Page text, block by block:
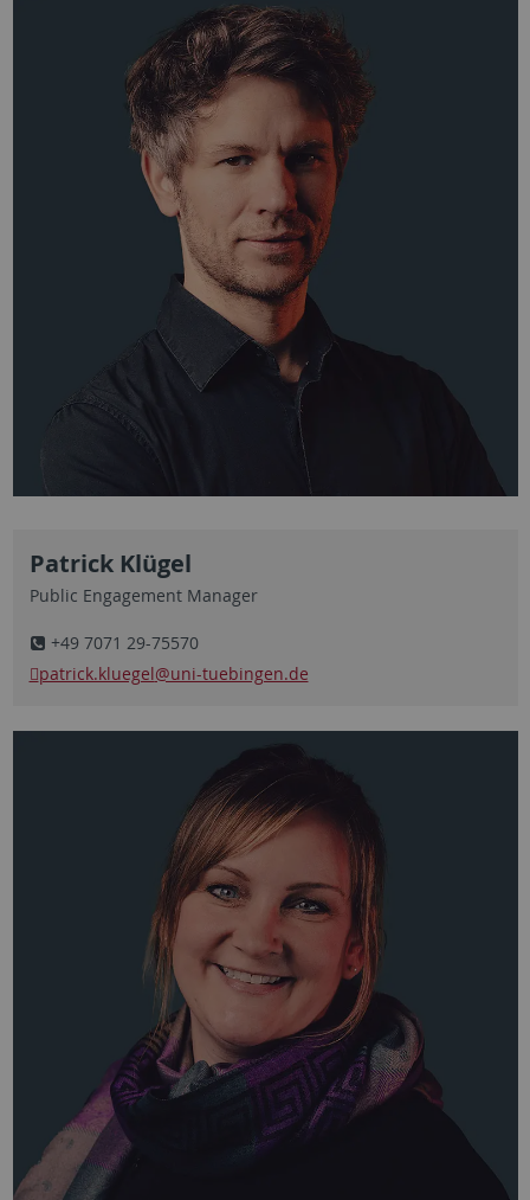
Patrick Klügel
Public Engagement Manager
+49 7071 29-75570
patrick.kluegel@uni-tuebingen.de